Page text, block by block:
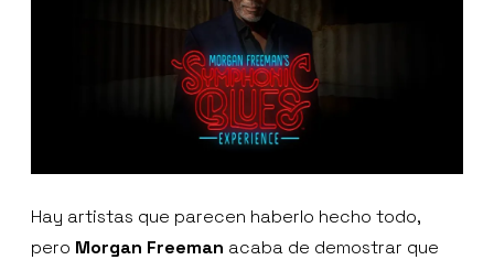
Hay artistas que parecen haberlo hecho todo,
pero Morgan Freeman acaba de demostrar que